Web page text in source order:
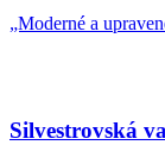
„Moderné a
Silvestrovská